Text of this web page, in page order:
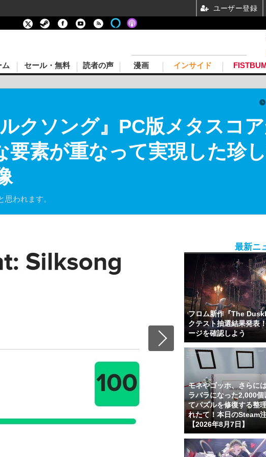
ム セール・無料 読者の声 漫画 インサイド
クソング』PC版メタスコ
要素が重なって実現した珍
われます。
最新ニ
フロム新作『The
クテスト抽選結果発表
ージを確認しよう
モネやゴッホ、さらに
ラバラになった2,000
てパズルを修復する整
れたて！本日のSteam
【2026年8月7日】
ユーザー登録